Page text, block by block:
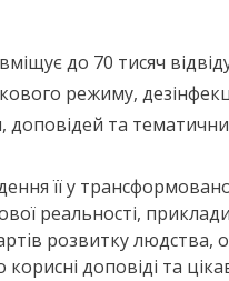
до 70 тисяч
режиму,
доповідей та
її у
реальності,
розвитку людства,
доповіді та